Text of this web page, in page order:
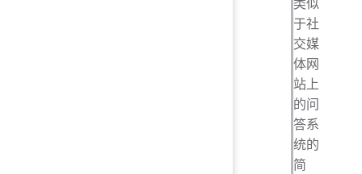
类似
于社
交媒
体网
站上
的问
答系
统的
简